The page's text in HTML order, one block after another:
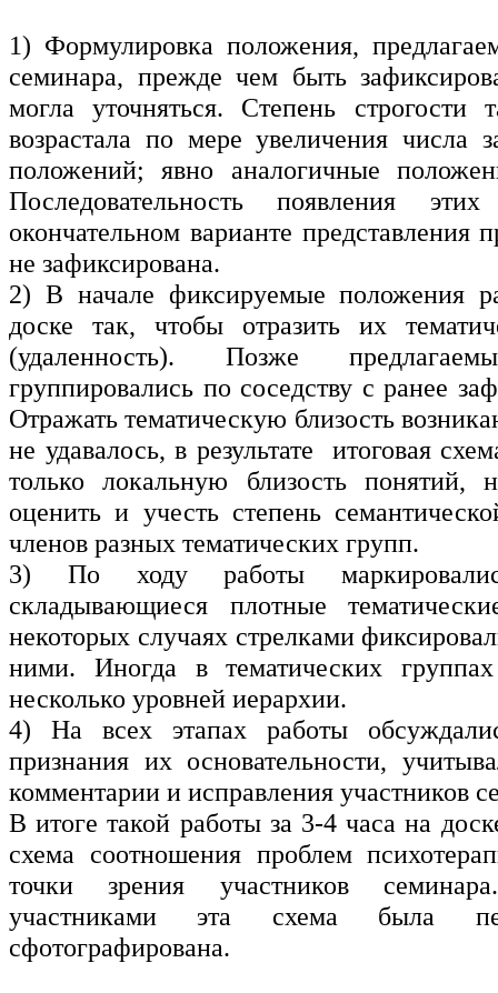
1) Формулировка положения,
семинара, прежде чем быть
могла уточняться. Степень строгости
возрастала по мере увеличения числа
положений; явно аналогичные
Последовательность появления
окончательном варианте представления
не зафиксирована.
2) В начале фиксируемые положения
доске так, чтобы отразить их
(удаленность). Позже
группировались по соседству с ранее
Отражать тематическую близость
не удавалось, в результате итоговая
только локальную близость понятий,
оценить и учесть степень
членов разных тематических групп.
3) По ходу работы
складывающиеся плотные
некоторых случаях стрелками
ними. Иногда в тематических группах
несколько уровней иерархии.
4) На всех этапах работы
признания их основательности,
комментарии и исправления участников
В итоге такой работы за 3-4 часа на
схема соотношения проблем
точки зрения участников
участниками эта схема была
сфотографирована.